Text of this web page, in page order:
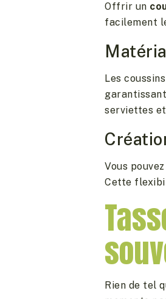
Offrir un
facilement
Les
serviettes
Vous
Cette
Rien de tel